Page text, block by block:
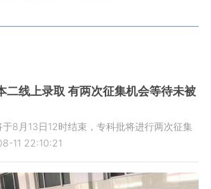
二线上录取 有两次征集机会等待未被
8月13日12时结束，专科批将进行两次征集
11 22:10:21